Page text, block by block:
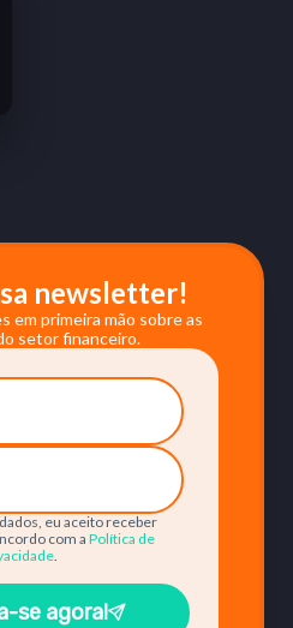
newsletter!
em primeira mão sobre as
setor financeiro.
eu aceito receber
com a Política de
.
se agora!